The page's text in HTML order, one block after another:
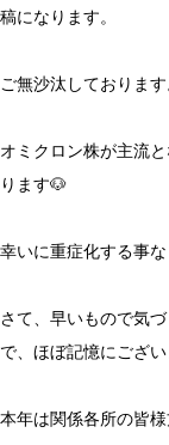
稿になります。
ご無沙汰しておりま
オミクロン株が主流
ります🐶
幸いに重症化する事
さて、早いもので気
で、ほぼ記憶にござ
本年は関係各所の皆